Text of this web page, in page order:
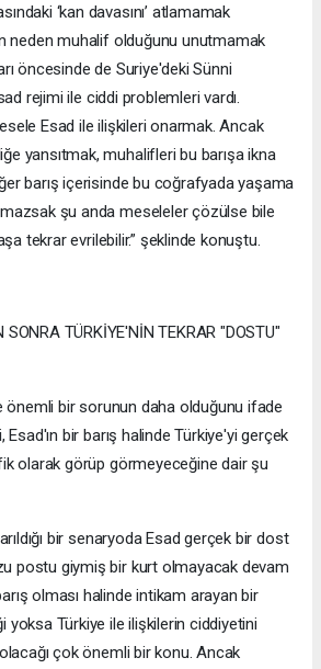
‘kan davasını’ atlamamak
neden muhalif olduğunu unutmamak
öncesinde de Suriye'deki Sünni
rejimi ile ciddi problemleri vardı.
Esad ile ilişkileri onarmak. Ancak
yansıtmak, muhalifleri bu barışa ikna
barış içerisinde bu coğrafyada yaşama
şu anda meseleler çözülse bile
tekrar evrilebilir.” şeklinde konuştu.
SONRA TÜRKİYE'NİN TEKRAR "DOSTU"
önemli bir sorunun daha olduğunu ifade
Esad'ın bir barış halinde Türkiye'yi gerçek
olarak görüp görmeyeceğine dair şu
bir senaryoda Esad gerçek bir dost
postu giymiş bir kurt olmayacak devam
olması halinde intikam arayan bir
yoksa Türkiye ile ilişkilerin ciddiyetini
çok önemli bir konu. Ancak